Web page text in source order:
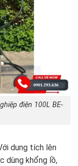
điện 100L BE-
dung tích lên
dùng khổng lồ,